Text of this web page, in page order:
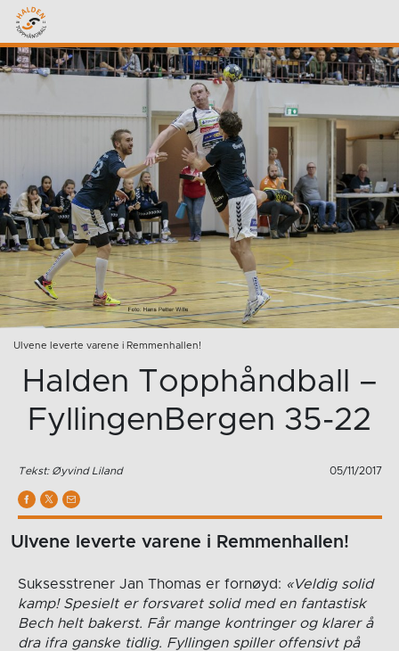
Ulvene leverte varene i Remmenhallen!
Halden Topphåndball –
FyllingenBergen 35-22
Tekst: Øyvind Liland 05/11/2017
Ulvene leverte varene i Remmenhallen!
Suksesstrener Jan Thomas er fornøyd: «Veldig solid
kamp! Spesielt er forsvaret solid med en fantastisk
Bech helt bakerst. Får mange kontringer og klarer å
dra ifra ganske tidlig. Fyllingen spiller offensivt på